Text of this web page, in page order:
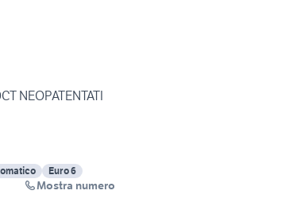
NEOPATENTATI
Euro 6
Mostra numero